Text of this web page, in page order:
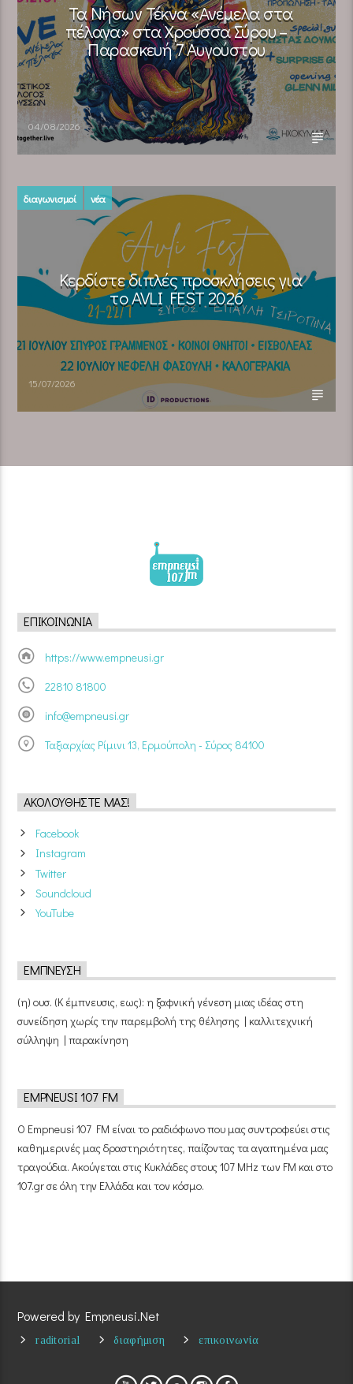
Τα Νήσων Τέκνα «Ανέμελα στα
πέλαγα» στα Χρούσσα Σύρου –
Παρασκευή 7 Αυγούστου
04/08/2026
διαγωνισμοί νέα
Κερδίστε διπλές προσκλήσεις για
το AVLI FEST 2026
15/07/2026
ΕΠΙΚΟΙΝΩΝΊΑ
https://www.empneusi.gr
22810 81800
info@empneusi.gr
Ταξιαρχίας Ρίμινι 13, Ερμούπολη - Σύρος 84100
ΑΚΟΛΟΥΘΉΣΤΕ ΜΑΣ!
Facebook
Instagram
Twitter
Soundcloud
YouTube
ΈΜΠΝΕΥΣΗ
(η) ουσ. (Κ έμπνευσις, εως): η ξαφνική γένεση μιας ιδέας στη
συνείδηση χωρίς την παρεμβολή της θέλησης | καλλιτεχνική
σύλληψη | παρακίνηση
EMPNEUSI 107 FM
Ο Empneusi 107 FM είναι το ραδιόφωνο που μας συντροφεύει στις
καθημερινές μας δραστηριότητες, παίζοντας τα αγαπημένα μας
τραγούδια. Ακούγεται στις Κυκλάδες στους 107 MHz των FM και στο
107.gr σε όλη την Ελλάδα και τον κόσμο.
Powered by Empneusi.Net
raditorial διαφήμιση επικοινωνία